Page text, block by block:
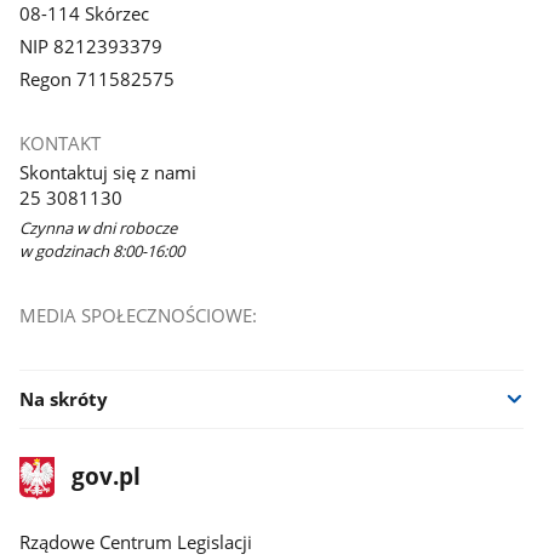
08-114 Skórzec
NIP 8212393379
Regon 711582575
KONTAKT
Skontaktuj się z nami
25 3081130
Czynna w dni robocze
w godzinach 8:00-16:00
MEDIA SPOŁECZNOŚCIOWE:
Na skróty
stopka
gov.plStrona
gov.pl
Rządowe Centrum Legislacji